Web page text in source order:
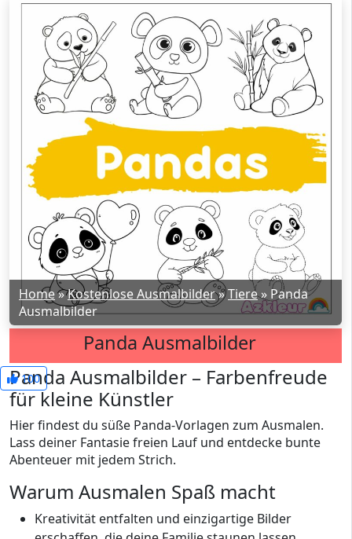
Home»Kostenlose Ausmalbilder»Tiere» Panda
Ausmalbilder
Panda Ausmalbilder
100
Panda Ausmalbilder – Farbenfreude
für kleine Künstler
Hier findest du süße Panda-Vorlagen zum Ausmalen.
Lass deiner Fantasie freien Lauf und entdecke bunte
Abenteuer mit jedem Strich.
Warum Ausmalen Spaß macht
Kreativität entfalten und einzigartige Bilder